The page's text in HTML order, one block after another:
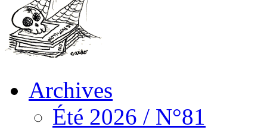
Archives
Été 2026 / N°81